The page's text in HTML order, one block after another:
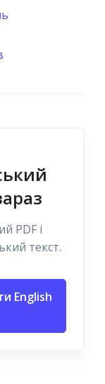
PDF і
текст.
English